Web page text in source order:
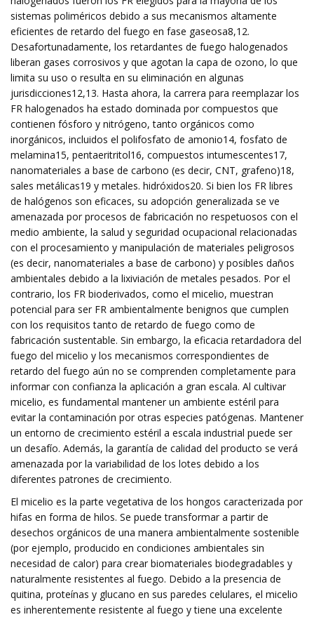
sistemas poliméricos debido a sus mecanismos altamente
eficientes de retardo del fuego en fase gaseosa8,12.
Desafortunadamente, los retardantes de fuego halogenados
liberan gases corrosivos y que agotan la capa de ozono, lo que
limita su uso o resulta en su eliminación en algunas
jurisdicciones12,13. Hasta ahora, la carrera para reemplazar los
FR halogenados ha estado dominada por compuestos que
contienen fósforo y nitrógeno, tanto orgánicos como
inorgánicos, incluidos el polifosfato de amonio14, fosfato de
melamina15, pentaeritritol16, compuestos intumescentes17,
nanomateriales a base de carbono (es decir, CNT, grafeno)18,
sales metálicas19 y metales. hidróxidos20. Si bien los FR libres
de halógenos son eficaces, su adopción generalizada se ve
amenazada por procesos de fabricación no respetuosos con el
medio ambiente, la salud y seguridad ocupacional relacionadas
con el procesamiento y manipulación de materiales peligrosos
(es decir, nanomateriales a base de carbono) y posibles daños
ambientales debido a la lixiviación de metales pesados. Por el
contrario, los FR bioderivados, como el micelio, muestran
potencial para ser FR ambientalmente benignos que cumplen
con los requisitos tanto de retardo de fuego como de
fabricación sustentable. Sin embargo, la eficacia retardadora del
fuego del micelio y los mecanismos correspondientes de
retardo del fuego aún no se comprenden completamente para
informar con confianza la aplicación a gran escala. Al cultivar
micelio, es fundamental mantener un ambiente estéril para
evitar la contaminación por otras especies patógenas. Mantener
un entorno de crecimiento estéril a escala industrial puede ser
un desafío. Además, la garantía de calidad del producto se verá
amenazada por la variabilidad de los lotes debido a los
diferentes patrones de crecimiento.
El micelio es la parte vegetativa de los hongos caracterizada por
hifas en forma de hilos. Se puede transformar a partir de
desechos orgánicos de una manera ambientalmente sostenible
(por ejemplo, producido en condiciones ambientales sin
necesidad de calor) para crear biomateriales biodegradables y
naturalmente resistentes al fuego. Debido a la presencia de
quitina, proteínas y glucano en sus paredes celulares, el micelio
es inherentemente resistente al fuego y tiene una excelente